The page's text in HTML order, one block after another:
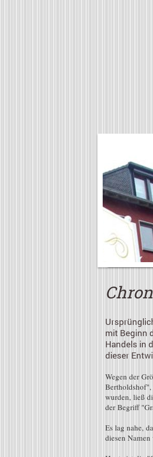
mit Beginn
Handels in
dieser
Wegen der
Bertholdshof",
wurden, ließ
der Begriff
Es lag nahe,
diesen